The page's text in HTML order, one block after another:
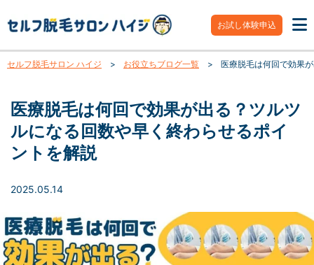
お試し体験申込
セルフ脱毛サロン ハイジ > お役立ちブログ一覧 > 医療脱毛は何回で効果
医療脱毛は何回で効果が出る？ツルツ
ルになる回数や早く終わらせるポイ
ントを解説
2025.05.14